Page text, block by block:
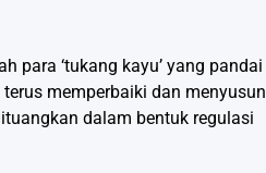
para ‘tukang kayu’ yang pandai
memperbaiki dan menyusun
dalam bentuk regulasi